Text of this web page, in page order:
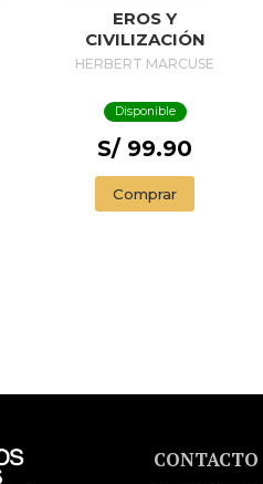
EROS Y
CIVILIZACIÓN
HERBERT MARCUSE
Disponible
S/ 99.90
Comprar
CONTACTO